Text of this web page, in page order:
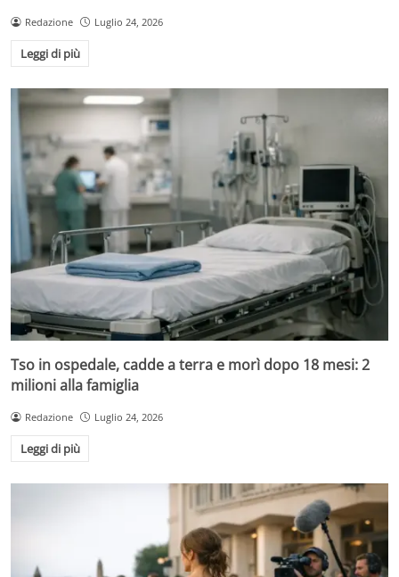
Redazione Luglio 24, 2026
Leggi di più
Tso in ospedale, cadde a terra e morì dopo 18 mesi: 2
milioni alla famiglia
Redazione Luglio 24, 2026
Leggi di più